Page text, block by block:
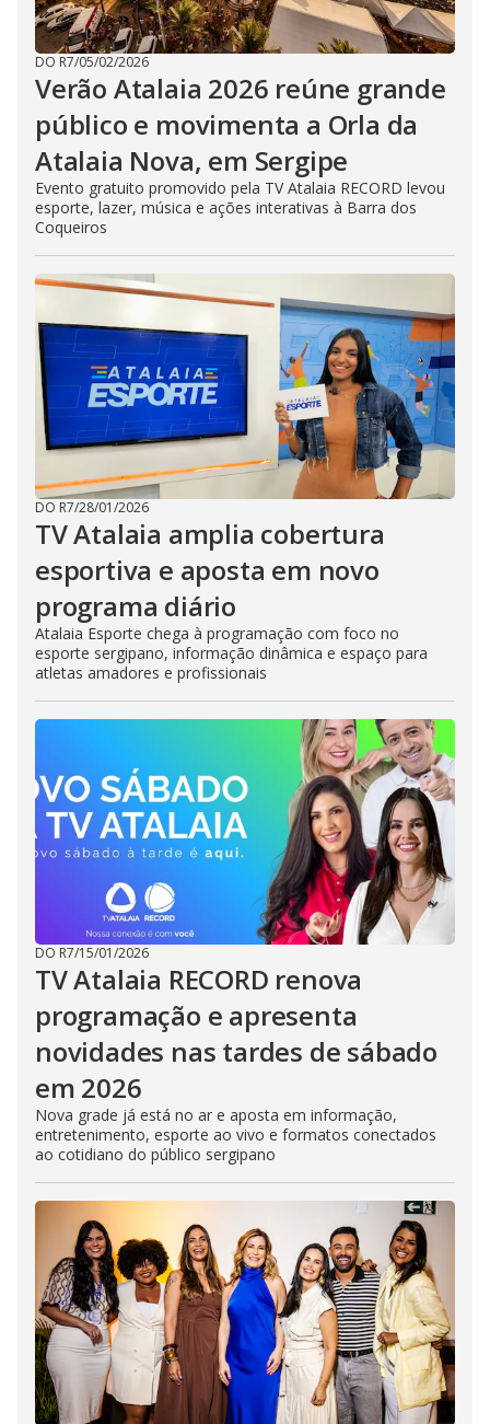
DO R7/05/02/2026
Verão Atalaia 2026 reúne grande
público e movimenta a Orla da
Atalaia Nova, em Sergipe
Evento gratuito promovido pela TV Atalaia RECORD levou
esporte, lazer, música e ações interativas à Barra dos
Coqueiros
DO R7/28/01/2026
TV Atalaia amplia cobertura
esportiva e aposta em novo
programa diário
Atalaia Esporte chega à programação com foco no
esporte sergipano, informação dinâmica e espaço para
atletas amadores e profissionais
DO R7/15/01/2026
TV Atalaia RECORD renova
programação e apresenta
novidades nas tardes de sábado
em 2026
Nova grade já está no ar e aposta em informação,
entretenimento, esporte ao vivo e formatos conectados
ao cotidiano do público sergipano